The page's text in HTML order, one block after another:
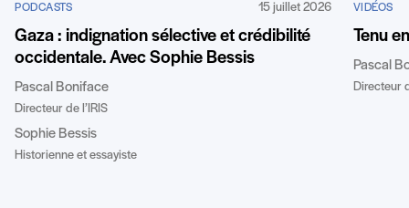
PODCASTS 15 juillet 2026
Gaza : indignation sélective et crédibilité
occidentale. Avec Sophie Bessis
Pascal Boniface
Directeur de l’IRIS
Sophie Bessis
Historienne et essayiste
VIDÉOS
Tenu
Pascal
Directeur